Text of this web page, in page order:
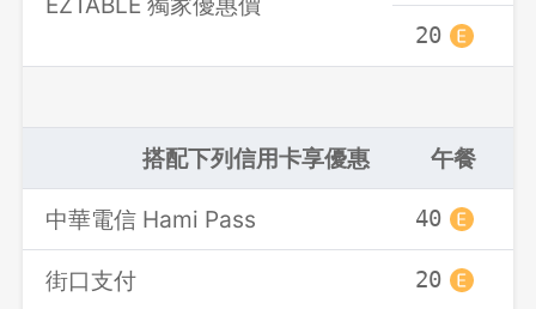
20
搭配下列信用卡享優惠 午餐
中華電信 Hami Pass 40
街口支付 20